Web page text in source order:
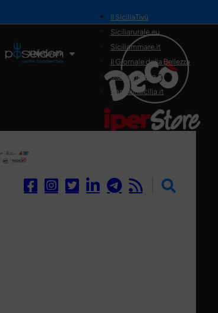
Il Network
il SiciliaTivù
Siciliarurale.eu
Siciliammare.it
Il Giornale della Bellezza
Siciliamedica.it
Sanitainsicilia.it